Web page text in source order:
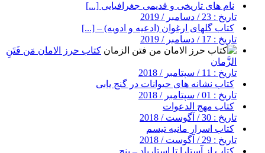
نام های تاریخی و قدیمی جغرافیایی [...]
تاریخ : 23 / دسامبر / 2019
کتاب گلهای ارغوان (ادعیه و ادویه) – [...]
تاریخ : 17 / دسامبر / 2019
کتاب حرز الامان مَن فَتَنِ
الزَّمان
تاریخ : 11 / سپتامبر / 2018
کتاب نشانه های حیوانات در گنج یابی
تاریخ : 01 / سپتامبر / 2018
کتاب مهج الدعوات
تاریخ : 30 / آگوست / 2018
کتاب اسرار مانیه تیسم
تاریخ : 29 / آگوست / 2018